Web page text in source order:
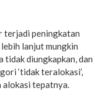
terjadi peningkatan
lanjut mungkin
tidak diungkapkan, dan
‘tidak teralokasi’,
tepatnya.